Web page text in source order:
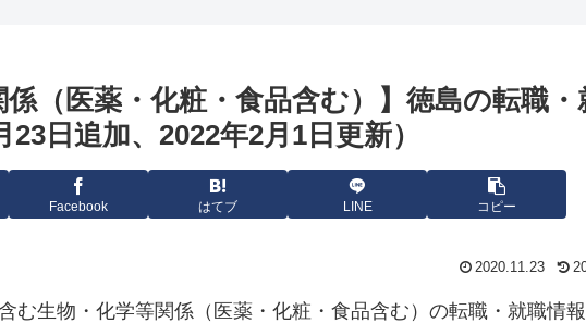
係（医薬・化粧・食品含む）】徳島の転職・
日追加、2022年2月1日更新）
Facebook はてブ LINE コピー
2020.11.23
む生物・化学等関係（医薬・化粧・食品含む）の転職・就職情